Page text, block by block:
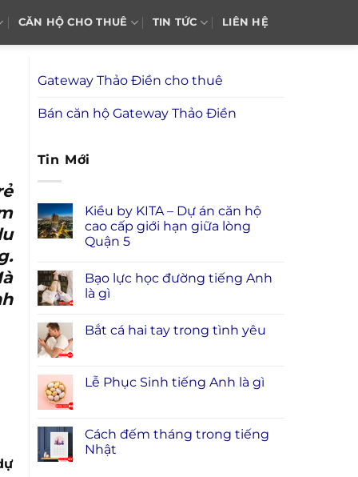
CĂN HỘ CHO THUÊ TIN TỨC LIÊN HỆ
Gateway Thảo Điền cho thuê
Bán căn hộ Gateway Thảo Điền
Tin Mới
Kiều by KITA – Dự án căn hộ
cao cấp giới hạn giữa lòng
Quận 5
Bạo lực học đường tiếng Anh
là gì
Bắt cá hai tay trong tình yêu
Lễ Phục Sinh tiếng Anh là gì
Cách đếm tháng trong tiếng
Nhật